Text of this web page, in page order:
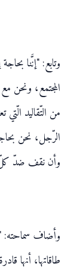
وتابع: "إنَّنا
المجتمع، ونحن
من التّقاليد
الرّجل، نحن
وأن نقف ضدّ كلّ
وأضاف سماحته:
طاقاتها، أنها